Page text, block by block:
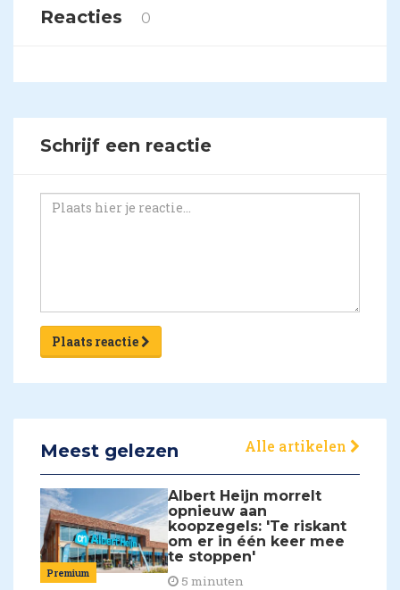
Reacties 0
Schrijf een reactie
Plaats reactie
Meest gelezen Alle artikelen
Premium
Albert Heijn morrelt
opnieuw aan
koopzegels: 'Te riskant
om er in één keer mee
te stoppen'
5 minuten